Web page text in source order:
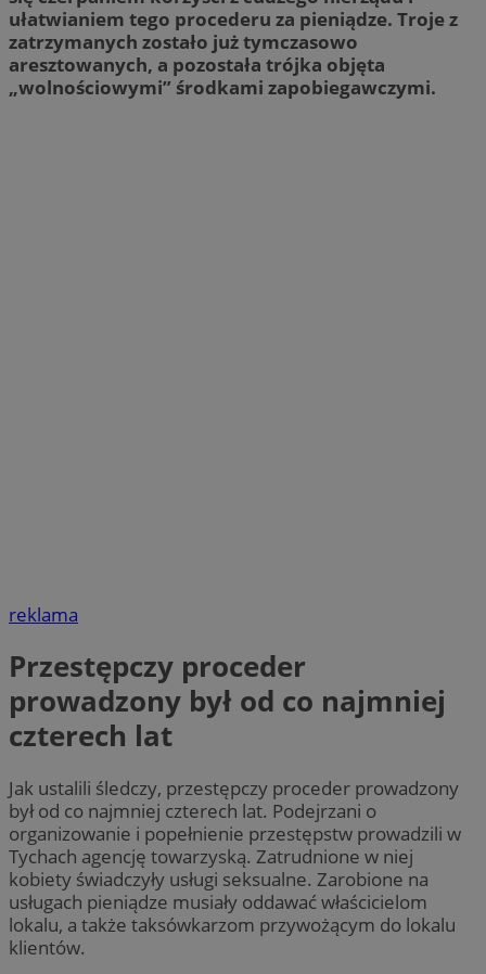
ułatwianiem tego procederu za pieniądze. Troje z
zatrzymanych zostało już tymczasowo
aresztowanych, a pozostała trójka objęta
„wolnościowymi” środkami zapobiegawczymi.
reklama
Przestępczy proceder
prowadzony był od co najmniej
czterech lat
Jak ustalili śledczy, przestępczy proceder prowadzony
był od co najmniej czterech lat. Podejrzani o
organizowanie i popełnienie przestępstw prowadzili w
Tychach agencję towarzyską. Zatrudnione w niej
kobiety świadczyły usługi seksualne. Zarobione na
usługach pieniądze musiały oddawać właścicielom
lokalu, a także taksówkarzom przywożącym do lokalu
klientów.